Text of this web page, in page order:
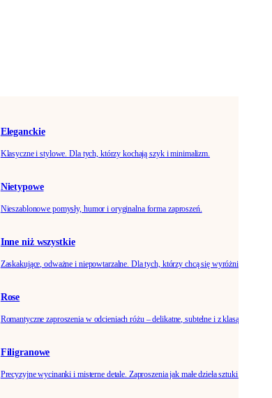
Eleganckie
Klasyczne i stylowe. Dla tych, którzy kochają szyk i minimalizm.
Nietypowe
Nieszablonowe pomysły, humor i oryginalna forma zaproszeń.
Inne niż wszystkie
Zaskakujące, odważne i niepowtarzalne. Dla tych, którzy chcą się wyróżnić.
Rose
Romantyczne zaproszenia w odcieniach różu – delikatne, subtelne i z klasą.
Filigranowe
Precyzyjne wycinanki i misterne detale. Zaproszenia jak małe dzieła sztuki.